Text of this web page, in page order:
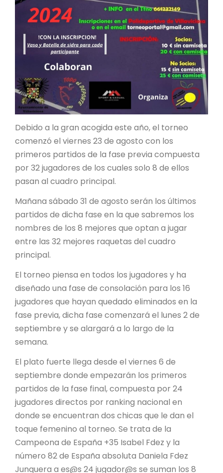
Debido a la gran acogida este año, el torneo
comenzó el viernes 23 de agosto con los
primeros partidos de la fase previa compuesta
por 32 jugadores de los cuales solo 8 de ellos
pasan al cuadro principal.
Mañana sábado 31 de agosto serán los últimos
partidos de dicha fase en la que sabremos los
nombres de los 8 mejores que optan a jugar
entre las 32 mejores raquetas del cuadro
principal.
El torneo piensa en todos los jugadores y ha
diseñado una fase de consolación para los 16
jugadores que hayan quedado eliminados en la
fase previa, dicha fase comenzará el lunes 2 de
septiembre y se alargará a lo largo de la
semana.
El plato fuerte llega desde el viernes 6 de
septiembre donde empezarán los primeros
partidos de la fase final, compuesta por 24
jugadores directos por ranking nacional en
donde se encuentran dos chicas que le dan el
toque femenino al torneo. Se trata de la
Campeona de España +35 Isabel Fdez y la
número 82 de España absoluta Daniela Fdez
Junquera a es@s 24 jugador@s se suman los 8